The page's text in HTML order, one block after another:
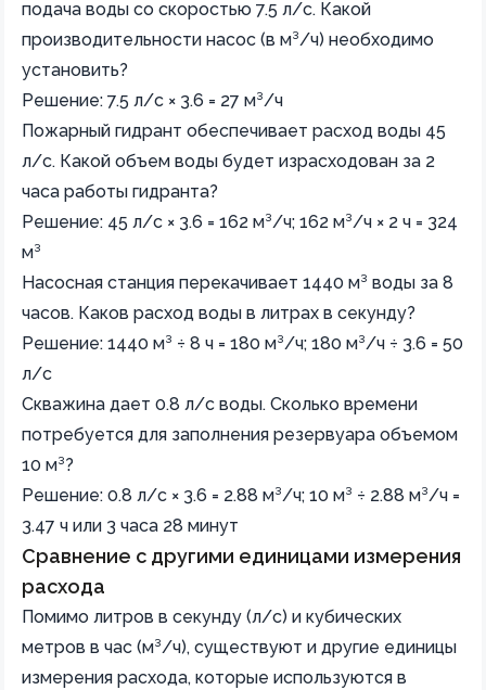
подача воды со скоростью 7.5 л/с. Какой
производительности насос (в м³/ч) необходимо
установить?
Решение: 7.5 л/с × 3.6 = 27 м³/ч
Пожарный гидрант обеспечивает расход воды 45
л/с. Какой объем воды будет израсходован за 2
часа работы гидранта?
Решение: 45 л/с × 3.6 = 162 м³/ч; 162 м³/ч × 2 ч = 324
м³
Насосная станция перекачивает 1440 м³ воды за 8
часов. Каков расход воды в литрах в секунду?
Решение: 1440 м³ ÷ 8 ч = 180 м³/ч; 180 м³/ч ÷ 3.6 = 50
л/с
Скважина дает 0.8 л/с воды. Сколько времени
потребуется для заполнения резервуара объемом
10 м³?
Решение: 0.8 л/с × 3.6 = 2.88 м³/ч; 10 м³ ÷ 2.88 м³/ч =
3.47 ч или 3 часа 28 минут
Сравнение с другими единицами измерения
расхода
Помимо литров в секунду (л/с) и кубических
метров в час (м³/ч), существуют и другие единицы
измерения расхода, которые используются в